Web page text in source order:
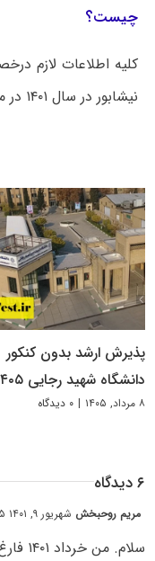
چیست؟
کلیه اطلاعات لازم
نیشابور در سال ۱۴۰۱ در متن مقاله آورده شده است.
پذیرش ارشد بدون کنکور
دانشگاه شهید رجایی ۱۴۰۵
۸ مرداد, ۱۴۰۵ | ۰ دیدگاه
۶ دیدگاه
مریم روحبخش شهریور ۹, ۱۴۰۱ at ۱۲:۳۵ ب٫ظ